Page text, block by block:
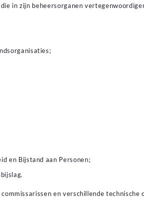
casinò online
variano in base al casinò e possono
le regole aiuta a sfruttare al meglio il
die in zijn beheersorganen
en Bijstand aan Personen;
en verschillende technische